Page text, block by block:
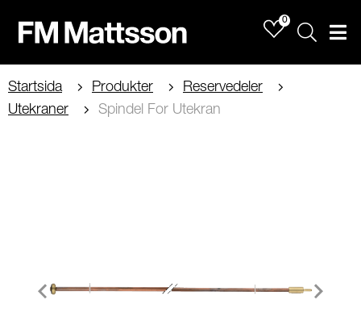
0
Sök
Startsida Produkter
Reservedeler
Utekraner
Spindel For Utekran